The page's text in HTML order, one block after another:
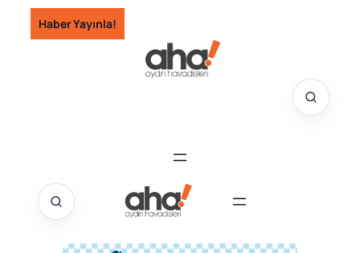
İçeriğe
geç
Haber Yayınla!